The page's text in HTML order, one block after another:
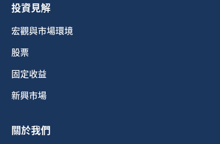
投資見解
宏觀與市場環境
股票
固定收益
新興市場
關於我們